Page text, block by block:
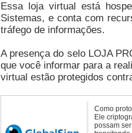
Essa loja virtual está
Sistemas, e conta com
tráfego de informações.
A presença do selo LOJA
que você informar para a
virtual estão protegidos
Como
Ele
possam